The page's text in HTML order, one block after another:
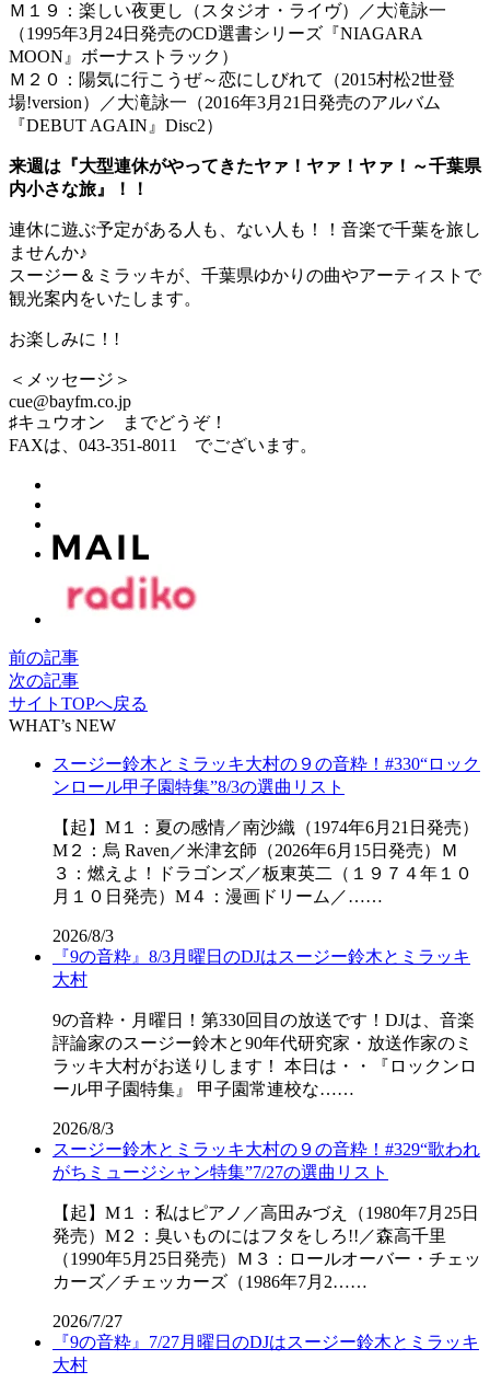
Ｍ１９：楽しい夜更し（スタジオ・ライヴ）／大滝詠一
（1995年3月24日発売のCD選書シリーズ『NIAGARA
MOON』ボーナストラック）
Ｍ２０：陽気に行こうぜ～恋にしびれて（2015村松2世登
場!version）／大滝詠一（2016年3月21日発売のアルバム
『DEBUT AGAIN』Disc2）
来週は『大型連休がやってきたヤァ！ヤァ！ヤァ！～千葉県
内小さな旅』！！
連休に遊ぶ予定がある人も、ない人も！！音楽で千葉を旅し
ませんか♪
スージー＆ミラッキが、千葉県ゆかりの曲やアーティストで
観光案内をいたします。
お楽しみに！!
＜メッセージ＞
cue@bayfm.co.jp
♯キュウオン までどうぞ！
FAXは、043-351-8011 でございます。
前の記事
次の記事
サイトTOPへ戻る
WHAT’s NEW
スージー鈴木とミラッキ大村の９の音粋！#330“ロック
ンロール甲子園特集”8/3の選曲リスト
【起】M１：夏の感情／南沙織（1974年6月21日発売）
M２：烏 Raven／米津玄師（2026年6月15日発売）Ｍ
３：燃えよ！ドラゴンズ／板東英二（１９７４年１０
月１０日発売）M４：漫画ドリーム／……
2026/8/3
『9の音粋』8/3月曜日のDJはスージー鈴木とミラッキ
大村
9の音粋・月曜日！第330回目の放送です！DJは、音楽
評論家のスージー鈴木と90年代研究家・放送作家のミ
ラッキ大村がお送りします！ 本日は・・『ロックンロ
ール甲子園特集』 甲子園常連校な……
2026/8/3
スージー鈴木とミラッキ大村の９の音粋！#329“歌われ
がちミュージシャン特集”7/27の選曲リスト
【起】M１：私はピアノ／高田みづえ（1980年7月25日
発売）M２：臭いものにはフタをしろ!!／森高千里
（1990年5月25日発売）Ｍ３：ロールオーバー・チェッ
カーズ／チェッカーズ（1986年7月2……
2026/7/27
『9の音粋』7/27月曜日のDJはスージー鈴木とミラッキ
大村